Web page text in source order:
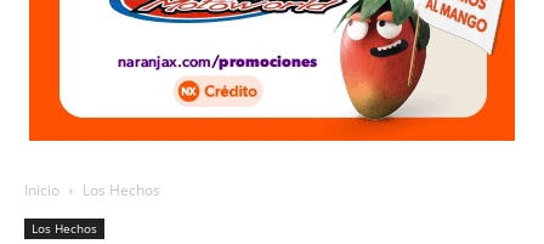
Inicio Los Hechos
Los Hechos